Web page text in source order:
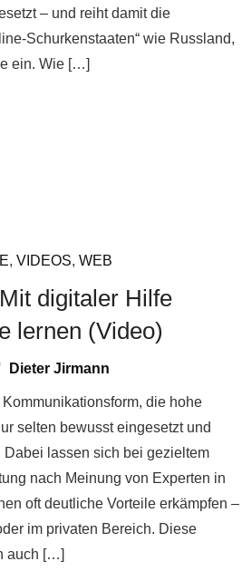
– und reiht damit die
Schurkenstaaten“ wie Russland,
ein. Wie […]
, VIDEOS, WEB
digitaler Hilfe
lernen (Video)
Dieter Jirmann
die hohe
selten bewusst eingesetzt und
lassen sich bei gezieltem
nach Meinung von Experten in
oft deutliche Vorteile erkämpfen –
im privaten Bereich. Diese
auch […]